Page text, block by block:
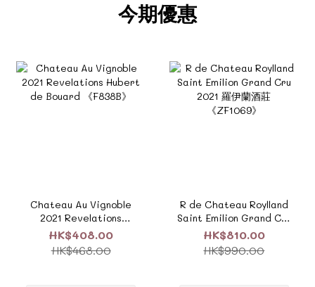
今期優惠
Chateau Au Vignoble
2021 Revelations
Hubert de Bouard
《F838B》
HK$408.00
HK$468.00
R de Chateau Roylland
Saint Emilion Grand Cru
2021 羅伊蘭酒莊
《ZF1069》
HK$810.00
HK$990.00